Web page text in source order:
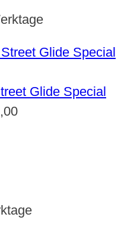
Glide Special